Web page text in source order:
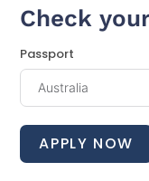
Check
Passport
APPLY NOW